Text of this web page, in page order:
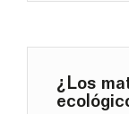
¿Los